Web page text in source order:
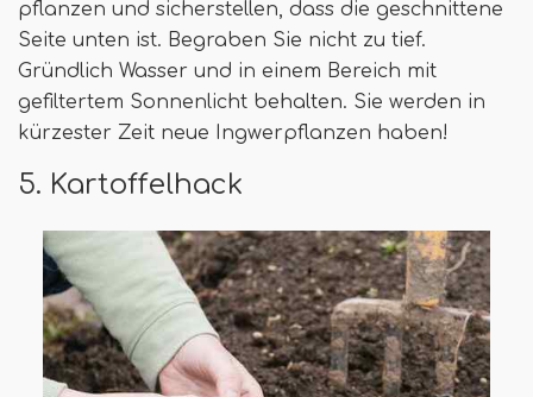
pflanzen und sicherstellen, dass die geschnittene
Seite unten ist. Begraben Sie nicht zu tief.
Gründlich Wasser und in einem Bereich mit
gefiltertem Sonnenlicht behalten. Sie werden in
kürzester Zeit neue Ingwerpflanzen haben!
5. Kartoffelhack